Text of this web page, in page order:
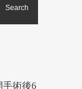
手術後6